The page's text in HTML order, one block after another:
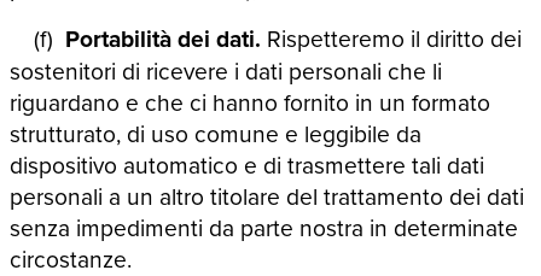
(f) Portabilità dei dati. Rispetteremo il diritto dei
sostenitori di ricevere i dati personali che li
riguardano e che ci hanno fornito in un formato
strutturato, di uso comune e leggibile da
dispositivo automatico e di trasmettere tali dati
personali a un altro titolare del trattamento dei dati
senza impedimenti da parte nostra in determinate
circostanze.